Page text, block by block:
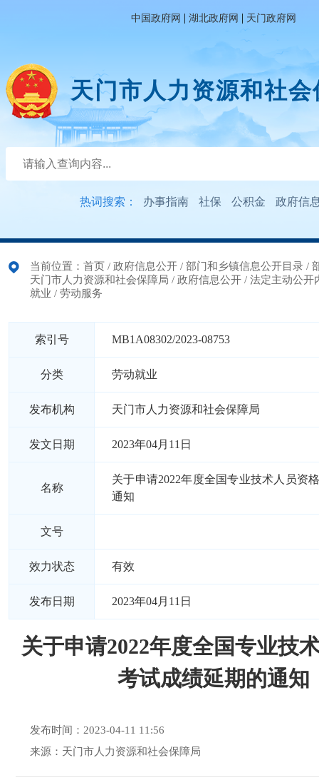
中国政府网 | 湖北政府网 | 天门政府网
天门市人力资源和社
热词搜索： 办事指南 社保 公积金 政府信
当前位置： 首页 / 政府信息公开 / 部门和乡镇信息公开目录 /
天门市人力资源和社会保障局 / 政府信息公开 / 法定主动公开
就业 / 劳动服务
索引号 MB1A08302/2023-08753
分类 劳动就业
发布机构 天门市人力资源和社会保障局
发文日期 2023年04月11日
名称
关于申请2022年度全国专业技术人员资
通知
文号
效力状态 有效
发布日期 2023年04月11日
关于申请2022年度全国专业技
考试成绩延期的通知
发布时间：2023-04-11 11:56
来源：天门市人力资源和社会保障局